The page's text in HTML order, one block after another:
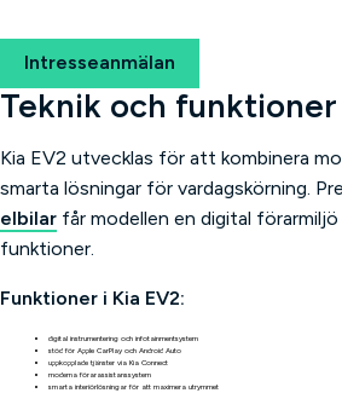
Intresseanmälan
Teknik och funktioner
Kia EV2 utvecklas för att kombinera
smarta lösningar för vardagskörning.
elbilar får modellen en digital
funktioner.
Funktioner i Kia EV2:
digital instrumentering och infotainmentsystem
stöd för Apple CarPlay och Android Auto
uppkopplade tjänster via Kia Connect
moderna förarassistanssystem
smarta interiörlösningar för att maximera utrymmet